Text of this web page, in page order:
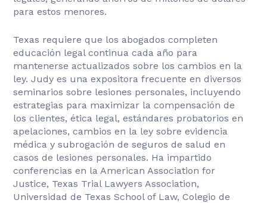
para estos menores.
Texas requiere que los abogados completen
educación legal continua cada año para
mantenerse actualizados sobre los cambios en la
ley. Judy es una expositora frecuente en diversos
seminarios sobre lesiones personales, incluyendo
estrategias para maximizar la compensación de
los clientes, ética legal, estándares probatorios en
apelaciones, cambios en la ley sobre evidencia
médica y subrogación de seguros de salud en
casos de lesiones personales. Ha impartido
conferencias en la American Association for
Justice, Texas Trial Lawyers Association,
Universidad de Texas School of Law, Colegio de